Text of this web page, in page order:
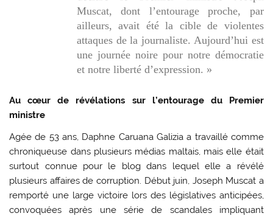
Muscat, dont l’entourage proche, par
ailleurs, avait été la cible de violentes
attaques de la journaliste. Aujourd’hui est
une journée noire pour notre démocratie
et notre liberté d’expression. »
Au cœur de révélations sur l’entourage du Premier
ministre
Agée de 53 ans, Daphne Caruana Galizia a travaillé comme
chroniqueuse dans plusieurs médias maltais, mais elle était
surtout connue pour le blog dans lequel elle a révélé
plusieurs affaires de corruption. Début juin, Joseph Muscat a
remporté une large victoire lors des législatives anticipées,
convoquées après une série de scandales impliquant